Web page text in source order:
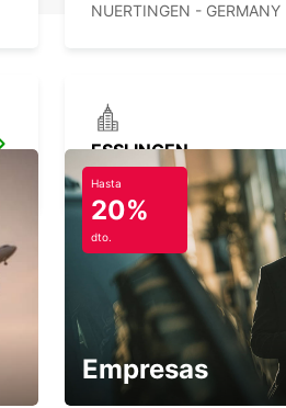
NUERTINGEN - GERMANY
ESSLINGEN
ESSLINGEN - GERMANY
Hasta
20%
dto.
Empresas